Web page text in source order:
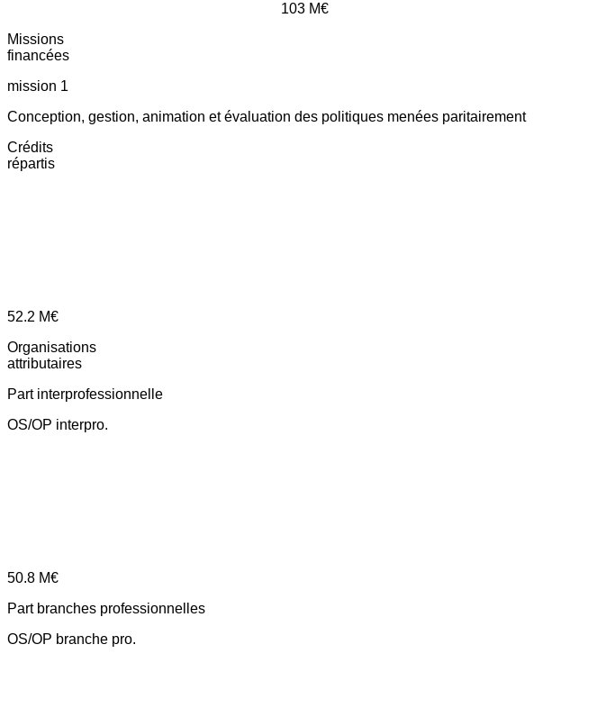
103 M€
Missions
financées
mission 1
Conception, gestion, animation et évaluation des politiques menées paritairement
Crédits
répartis
52.2 M€
Organisations
attributaires
Part interprofessionnelle
OS/OP interpro.
50.8 M€
Part branches professionnelles
OS/OP branche pro.